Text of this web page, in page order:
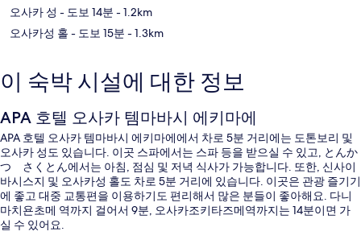
오사카 성 - 도보 14분 - 1.2km
오사카성 홀 - 도보 15분 - 1.3km
이 숙박 시설에 대한 정보
APA 호텔 오사카 템마바시 에키마에
APA 호텔 오사카 템마바시 에키마에에서 차로 5분 거리에는 도톤보리 및
오사카 성도 있습니다. 이곳 스파에서는 스파 등을 받으실 수 있고, とんか
つ さくとん에서는 아침, 점심 및 저녁 식사가 가능합니다. 또한, 신사이
바시스지 및 오사카성 홀도 차로 5분 거리에 있습니다. 이곳은 관광 즐기기
에 좋고 대중 교통편을 이용하기도 편리해서 많은 분들이 좋아해요. 다니
마치욘초메 역까지 걸어서 9분, 오사카조키타즈메역까지는 14분이면 가
실 수 있어요.